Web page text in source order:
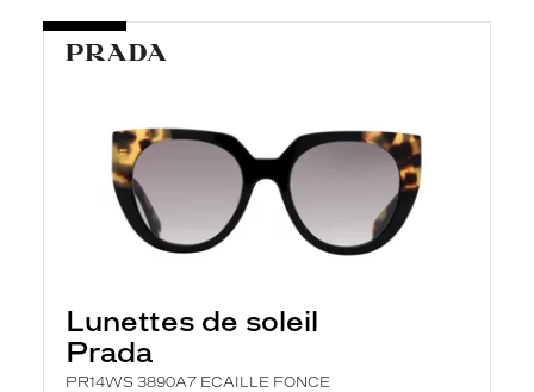
Lunettes de soleil
Prada
PR14WS 3890A7 ECAILLE FONCE